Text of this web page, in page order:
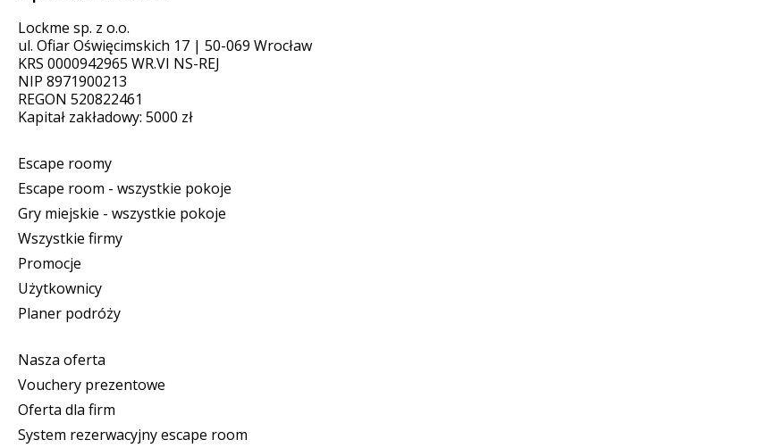
Lockme sp. z o.o.
ul. Ofiar Oświęcimskich 17 | 50-069 Wrocław
KRS 0000942965 WR.VI NS-REJ
NIP 8971900213
REGON 520822461
Kapitał zakładowy: 5000 zł
Escape roomy
Escape room - wszystkie pokoje
Gry miejskie - wszystkie pokoje
Wszystkie firmy
Promocje
Użytkownicy
Planer podróży
Nasza oferta
Vouchery prezentowe
Oferta dla firm
System rezerwacyjny escape room